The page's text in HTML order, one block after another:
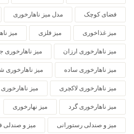
فضای کوچک مدل میز ناهارخوری
میز غذاخوری میز فلزی میز
میز ناهارخوری ارزان میز ناهارخوری
میز ناهارخوری ساده میز ناهارخوری
میز ناهارخوری لاکچری میز
میز ناهارخوری گرد میز نهارخوری
میز و صندلی رستورانی میز و صندلی